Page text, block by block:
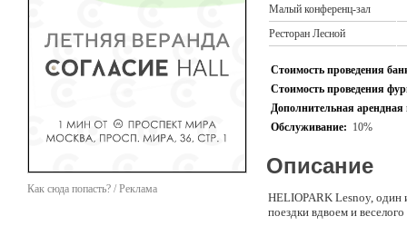
Как сюда попасть? / Реклама
Малый конференц-зал
Ресторан Лесной
Стоимость проведения
Стоимость проведения
Дополнительная
Обслуживание: 10%
Описание
HELIOPARK Lesnoy, один
поездки вдвоем и